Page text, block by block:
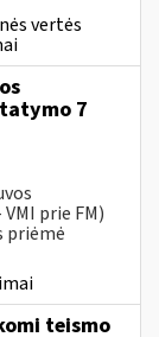
vertės
7
prie FM)
priėmė
teismo